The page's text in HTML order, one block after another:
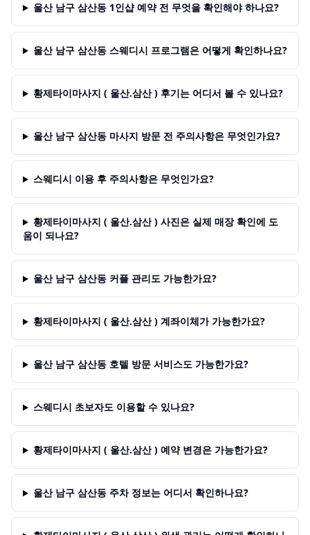
울산 남구 삼산동 1인샵 예약 전 무엇을 확인해야 하나요?
울산 남구 삼산동 스웨디시 프로그램은 어떻게 확인하나요?
황제타이마사지 ( 울산.삼산 ) 후기는 어디서 볼 수 있나요?
울산 남구 삼산동 마사지 방문 전 주의사항은 무엇인가요?
스웨디시 이용 후 주의사항은 무엇인가요?
황제타이마사지 ( 울산.삼산 ) 사진은 실제 매장 확인에 도
움이 되나요?
울산 남구 삼산동 커플 관리도 가능한가요?
황제타이마사지 ( 울산.삼산 ) 계좌이체가 가능한가요?
울산 남구 삼산동 호텔 방문 서비스도 가능한가요?
스웨디시 초보자도 이용할 수 있나요?
황제타이마사지 ( 울산.삼산 ) 예약 변경은 가능한가요?
울산 남구 삼산동 주차 정보는 어디서 확인하나요?